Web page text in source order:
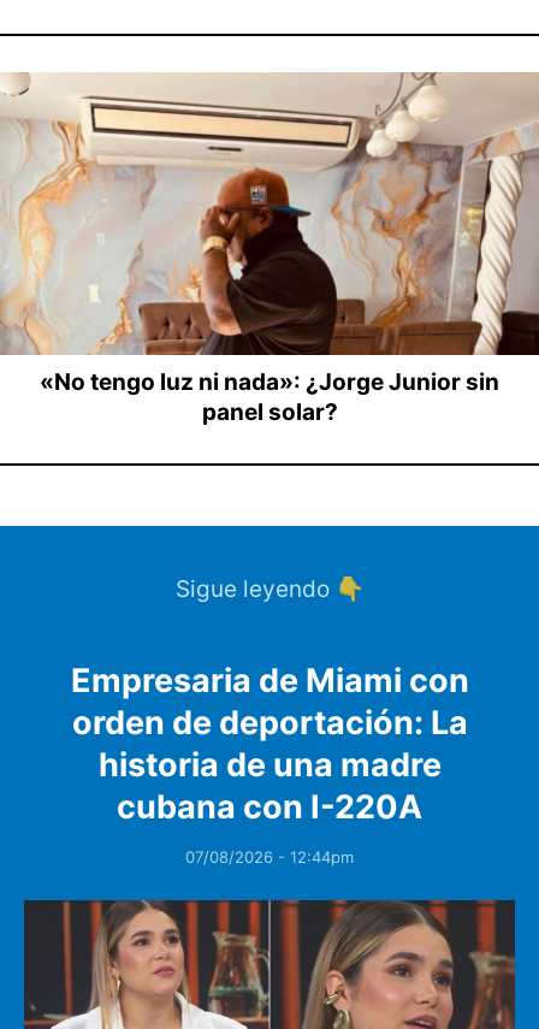
«No tengo luz ni nada»: ¿Jorge Junior sin
panel solar?
Sigue leyendo 👇